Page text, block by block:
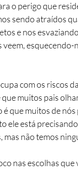
o perigo que
sendo atraídos
e nos
esquecendo-
com os riscos
muitos pais
que muitos de
ele está
não temos
nas escolhas